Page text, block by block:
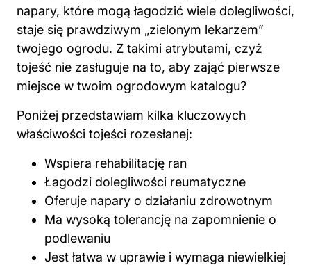
napary, które mogą łagodzić wiele dolegliwości,
staje się prawdziwym „zielonym lekarzem”
twojego ogrodu. Z takimi atrybutami, czyż
tojeść nie zasługuje na to, aby zająć pierwsze
miejsce w twoim ogrodowym katalogu?
Poniżej przedstawiam kilka kluczowych
właściwości tojeści rozesłanej:
Wspiera rehabilitację ran
Łagodzi dolegliwości reumatyczne
Oferuje napary o działaniu zdrowotnym
Ma wysoką tolerancję na zapomnienie o
podlewaniu
Jest łatwa w uprawie i wymaga niewielkiej